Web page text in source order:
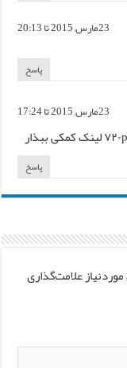
23مارس, 2015 تا 20:13
پاسخ
23مارس, 2015 تا 17:24
آقا مرتضی تو رو خدا خلاصه بازی ۷۲۰p لینک کمکی ببذار
پاسخ
علامت‌گذاری